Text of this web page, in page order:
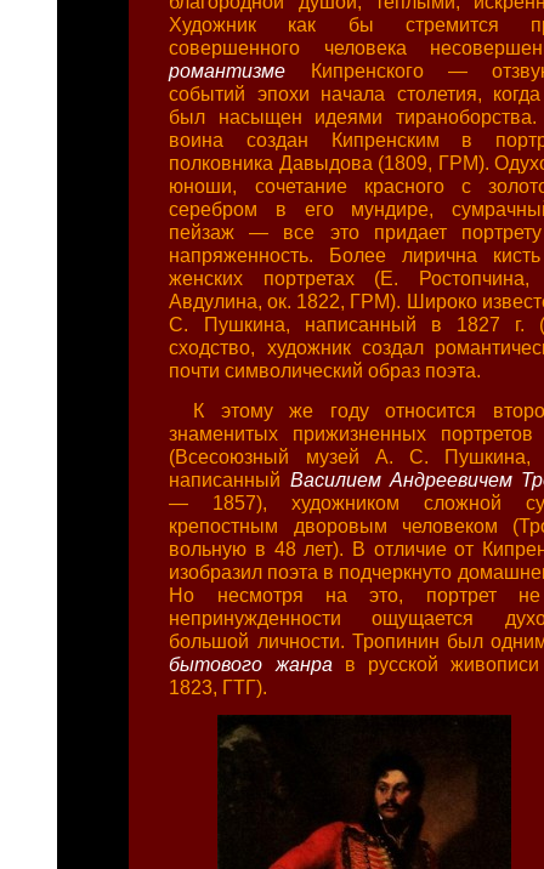
Художник как бы стремится
совершенного человека
романтизме Кипренского —
событий эпохи начала столетия,
был насыщен идеями тираноборства.
воина создан Кипренским в
полковника Давыдова (1809, ГРМ).
юноши, сочетание красного с
серебром в его мундире,
пейзаж — все это придает портрету
напряженность. Более лирична
женских портретах (Е.
Авдулина, ок. 1822, ГРМ). Широко
С. Пушкина, написанный в 1827 г.
сходство, художник создал
почти символический образ поэта.
К этому же году относится
знаменитых прижизненных
(Всесоюзный музей А. С. Пушкина,
написанный Василием Андреевичем
— 1857), художником сложной
крепостным дворовым человеком
вольную в 48 лет). В отличие от
изобразил поэта в подчеркнуто
Но несмотря на это, портрет
непринужденности ощущается
большой личности. Тропинин был
бытового жанра в русской
1823, ГТГ).